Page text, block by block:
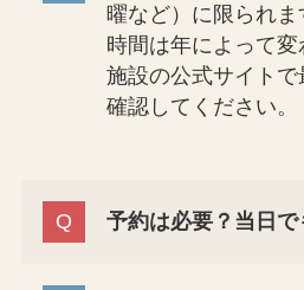
曜など）に限られ
時間は年によって
施設の公式サイト
確認してください。
予約は必要？当日で